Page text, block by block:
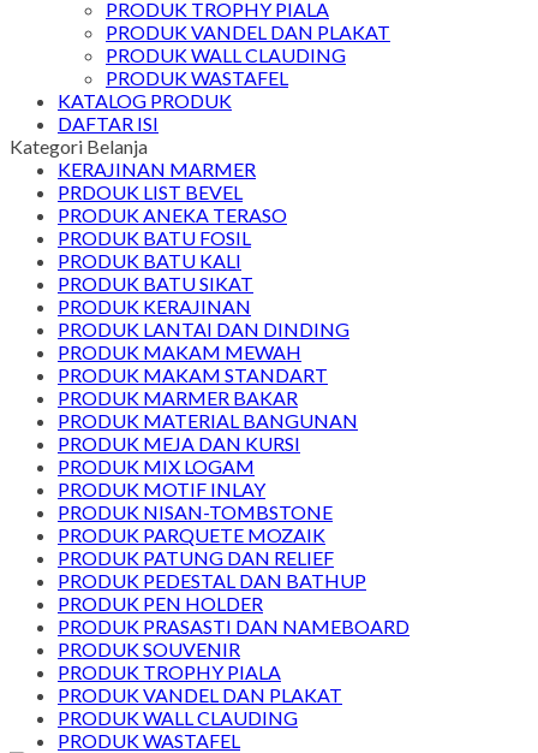
PRODUK TROPHY PIALA
PRODUK VANDEL DAN PLAKAT
PRODUK WALL CLAUDING
PRODUK WASTAFEL
KATALOG PRODUK
DAFTAR ISI
Kategori Belanja
KERAJINAN MARMER
PRDOUK LIST BEVEL
PRODUK ANEKA TERASO
PRODUK BATU FOSIL
PRODUK BATU KALI
PRODUK BATU SIKAT
PRODUK KERAJINAN
PRODUK LANTAI DAN DINDING
PRODUK MAKAM MEWAH
PRODUK MAKAM STANDART
PRODUK MARMER BAKAR
PRODUK MATERIAL BANGUNAN
PRODUK MEJA DAN KURSI
PRODUK MIX LOGAM
PRODUK MOTIF INLAY
PRODUK NISAN-TOMBSTONE
PRODUK PARQUETE MOZAIK
PRODUK PATUNG DAN RELIEF
PRODUK PEDESTAL DAN BATHUP
PRODUK PEN HOLDER
PRODUK PRASASTI DAN NAMEBOARD
PRODUK SOUVENIR
PRODUK TROPHY PIALA
PRODUK VANDEL DAN PLAKAT
PRODUK WALL CLAUDING
PRODUK WASTAFEL